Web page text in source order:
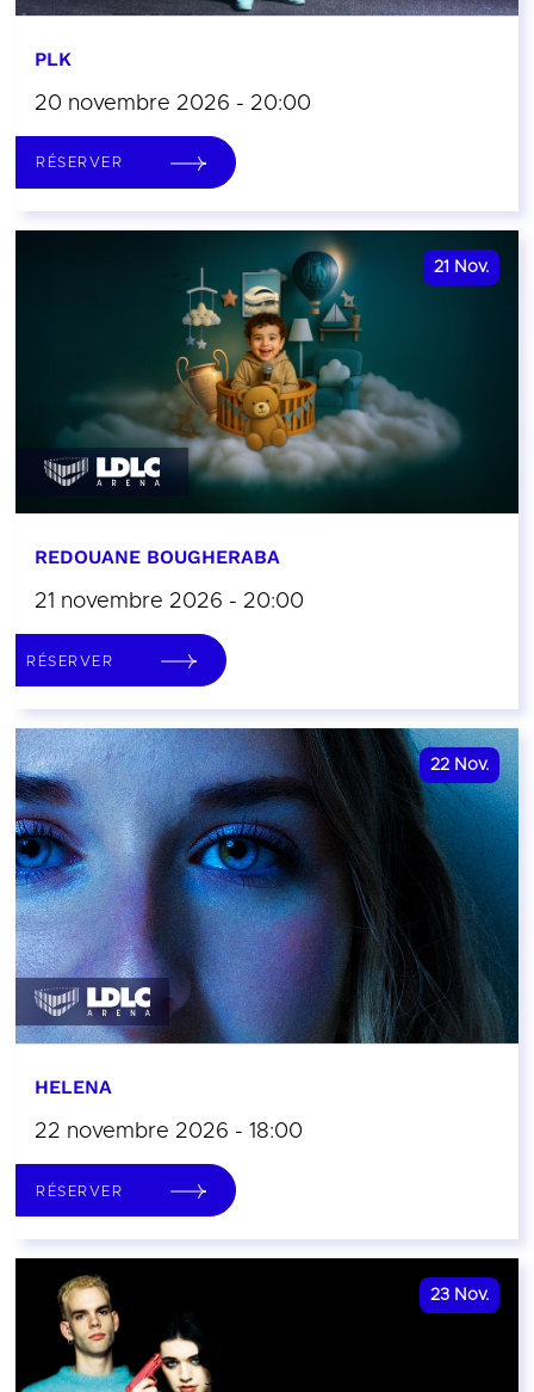
PLK
20 novembre 2026 - 20:00
RÉSERVER
21 Nov.
REDOUANE BOUGHERABA
21 novembre 2026 - 20:00
RÉSERVER
22 Nov.
HELENA
22 novembre 2026 - 18:00
RÉSERVER
23 Nov.